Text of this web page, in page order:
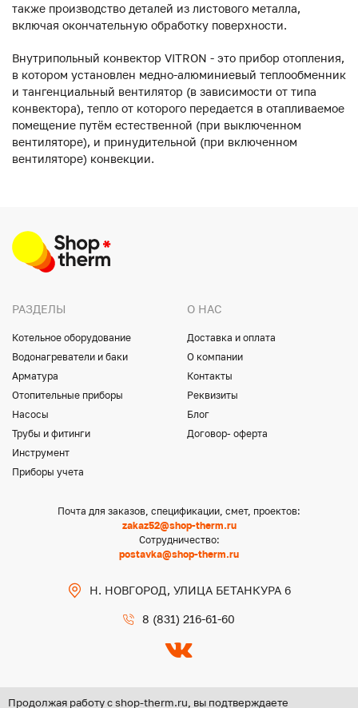
также производство деталей из листового металла,
включая окончательную обработку поверхности.
Внутрипольный конвектор VITRON - это прибор отопления,
в котором установлен медно-алюминиевый теплообменник
и тангенциальный вентилятор (в зависимости от типа
конвектора), тепло от которого передается в отапливаемое
помещение путём естественной (при выключенном
вентиляторе), и принудительной (при включенном
вентиляторе) конвекции.
РАЗДЕЛЫ
Котельное оборудование
Водонагреватели и баки
Арматура
Отопительные приборы
Насосы
Трубы и фитинги
Инструмент
Приборы учета
О НАС
Доставка и оплата
О компании
Контакты
Реквизиты
Блог
Договор- оферта
Почта для заказов, спецификации, смет, проектов:
zakaz52@shop-therm.ru
Сотрудничество:
postavka@shop-therm.ru
Н. НОВГОРОД, УЛИЦА БЕТАНКУРА 6
8 (831) 216-61-60
Продолжая работу с shop-therm.ru, вы подтверждаете